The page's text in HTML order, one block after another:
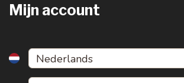
Mijn account